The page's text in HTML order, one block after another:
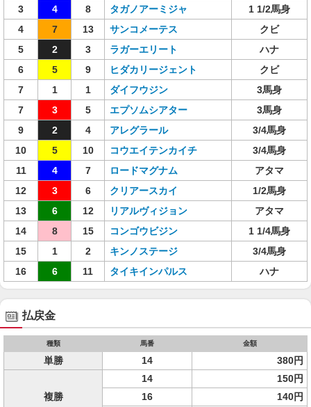
3
4 8 タガノアーミジャ
1 1/2馬身
4
7 13 サンコメーテス
クビ
5
2 3 ラガーエリート
ハナ
6
5 9 ヒダカリージェント
クビ
7
1 1 ダイフウジン
3馬身
7
3 5 エプソムシアター
3馬身
9
2 4 アレグラール
3/4馬身
10
5 10 コウエイテンカイチ
3/4馬身
11
4 7 ロードマグナム
アタマ
12
3 6 クリアースカイ
1/2馬身
13
6 12 リアルヴィジョン
アタマ
14
8 15 コンゴウビジン
1 1/4馬身
15
1 2 キンノステージ
3/4馬身
16
6 11 タイキインパルス ハナ
払戻金
種類 馬番 金額
単勝 14 380円
複勝
14
150円
16
140円